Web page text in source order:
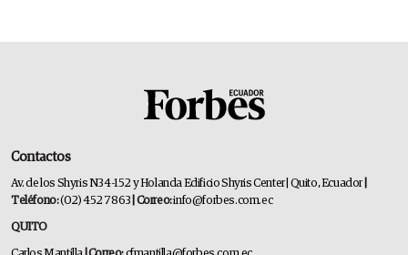
Contactos
Av. de los Shyris N34-152 y Holanda Edificio Shyris Center | Quito, Ecuador
Teléfono:(02) 452 7863 | Correo:info@forbes.com.ec
QUITO